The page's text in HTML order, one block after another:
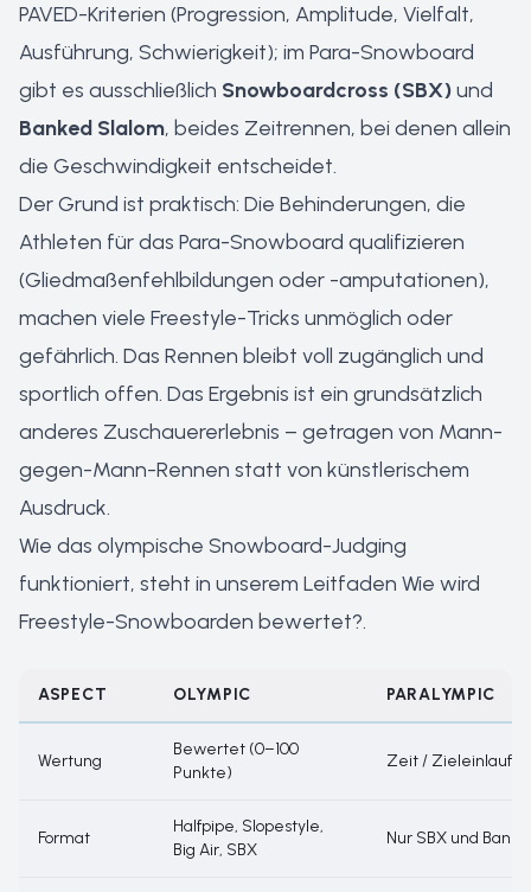
PAVED-Kriterien (Progression, Amplitude, Vielfalt,
Ausführung, Schwierigkeit); im Para-Snowboard
gibt es ausschließlich Snowboardcross (SBX)und
Banked Slalom, beides Zeitrennen, bei denen allein
die Geschwindigkeit entscheidet.
Der Grund ist praktisch: Die Behinderungen, die
Athleten für das Para-Snowboard qualifizieren
(Gliedmaßenfehlbildungen oder -amputationen),
machen viele Freestyle-Tricks unmöglich oder
gefährlich. Das Rennen bleibt voll zugänglich und
sportlich offen. Das Ergebnis ist ein grundsätzlich
anderes Zuschauererlebnis – getragen von Mann-
gegen-Mann-Rennen statt von künstlerischem
Ausdruck.
Wie das olympische Snowboard-Judging
funktioniert, steht in unserem Leitfaden Wie wird
Freestyle-Snowboarden bewertet?.
ASPECT OLYMPIC PARALYMPIC
Wertung
Bewertet (0–100
Punkte)
Zeit / Zieleinlauf
Format
Halfpipe, Slopestyle,
Big Air, SBX
Nur SBX und